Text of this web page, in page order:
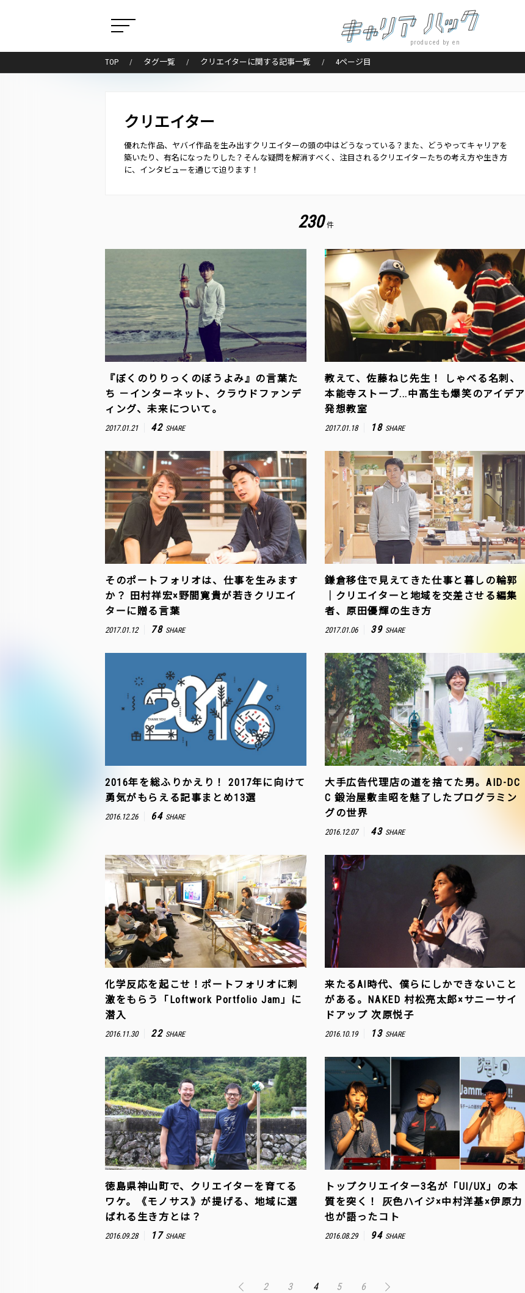
produced by en
TOP タグ一覧 クリエイターに関する記事一覧 4ページ目
クリエイター
優れた作品、ヤバイ作品を生み出すクリエイターの頭の中はどうなっている？また、どうやってキャリアを
築いたり、有名になったりした？そんな疑問を解消すべく、注目されるクリエイターたちの考え方や生き方
に、インタビューを通じて迫ります！
230 件
『ぼくのりりっくのぼうよみ』の言葉た
ち －インターネット、クラウドファンデ
ィング、未来について。
2017.01.21 42 SHARE
教えて、佐藤ねじ先生！ しゃべる名刺、
本能寺ストーブ...中高生も爆笑のアイデア
発想教室
2017.01.18 18 SHARE
そのポートフォリオは、仕事を生みます
か？ 田村祥宏×野間寛貴が若きクリエイ
ターに贈る言葉
2017.01.12 78 SHARE
鎌倉移住で見えてきた仕事と暮しの輪郭
｜クリエイターと地域を交差させる編集
者、原田優輝の生き方
2017.01.06 39 SHARE
2016年を総ふりかえり！ 2017年に向けて
勇気がもらえる記事まとめ13選
2016.12.26 64 SHARE
大手広告代理店の道を捨てた男。AID-DC
C 鍛治屋敷圭昭を魅了したプログラミン
グの世界
2016.12.07 43 SHARE
化学反応を起こせ！ポートフォリオに刺
激をもらう「Loftwork Portfolio Jam」に
潜入
2016.11.30 22 SHARE
来たるAI時代、僕らにしかできないこと
がある。NAKED 村松亮太郎×サニーサイ
ドアップ 次原悦子
2016.10.19 13 SHARE
徳島県神山町で、クリエイターを育てる
ワケ。《モノサス》が提げる、地域に選
ばれる生き方とは？
2016.09.28 17 SHARE
トップクリエイター3名が「UI/UX」の本
質を突く！ 灰色ハイジ×中村洋基×伊原力
也が語ったコト
2016.08.29 94 SHARE
2 3 4 5 6